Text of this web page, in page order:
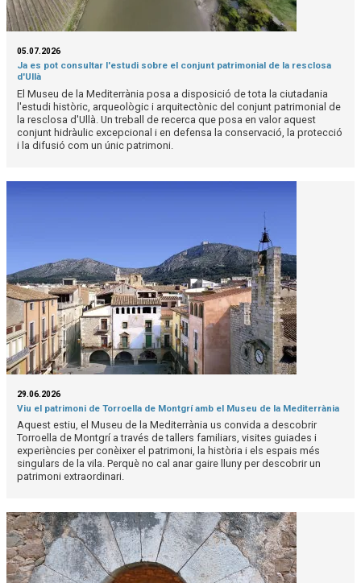
05.07.2026
Ja es pot consultar l'estudi sobre el conjunt patrimonial de la resclosa
d'Ullà
El Museu de la Mediterrània posa a disposició de tota la ciutadania
l'estudi històric, arqueològic i arquitectònic del conjunt patrimonial de
la resclosa d'Ullà. Un treball de recerca que posa en valor aquest
conjunt hidràulic excepcional i en defensa la conservació, la protecció
i la difusió com un únic patrimoni.
29.06.2026
Viu el patrimoni de Torroella de Montgrí amb el Museu de la Mediterrània
Aquest estiu, el Museu de la Mediterrània us convida a descobrir
Torroella de Montgrí a través de tallers familiars, visites guiades i
experiències per conèixer el patrimoni, la història i els espais més
singulars de la vila. Perquè no cal anar gaire lluny per descobrir un
patrimoni extraordinari.